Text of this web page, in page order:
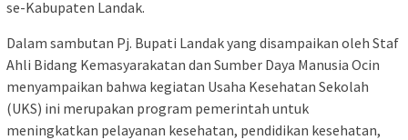
se-Kabupaten Landak.
Dalam sambutan Pj. Bupati Landak yang disampaikan oleh Staf
Ahli Bidang Kemasyarakatan dan Sumber Daya Manusia Ocin
menyampaikan bahwa kegiatan Usaha Kesehatan Sekolah
(UKS) ini merupakan program pemerintah untuk
meningkatkan pelayanan kesehatan, pendidikan kesehatan,